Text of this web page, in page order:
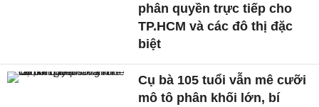
phân quyền trực tiếp cho
TP.HCM và các đô thị đặc
biệt
Cụ bà 105 tuổi vẫn mê cưỡi
mô tô phân khối lớn, bí